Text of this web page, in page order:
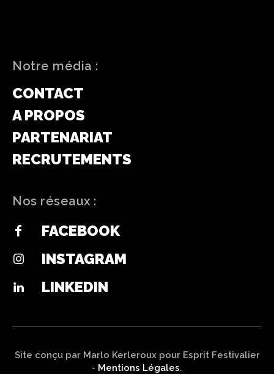
Notre média :
CONTACT
A PROPOS
PARTENARIAT
RECRUTEMENTS
Nos réseaux :
FACEBOOK
INSTAGRAM
LINKEDIN
Site conçu par Marlo Kerleroux pour Esprit Festivalier
- Mentions Légales.